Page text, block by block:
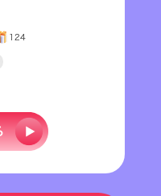
124